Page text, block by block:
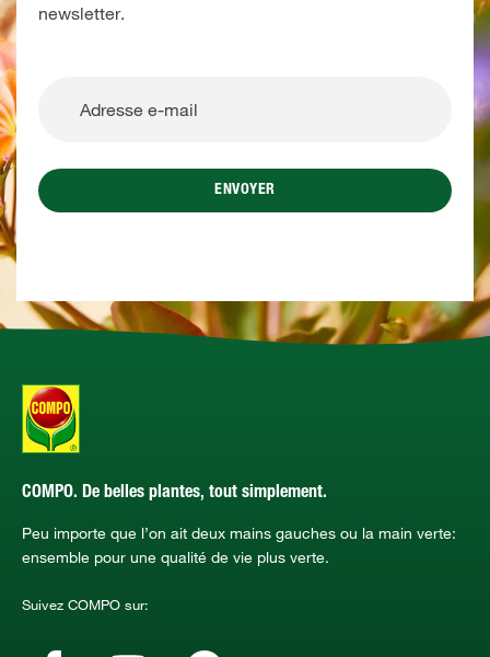
newsletter.
ENVOYER
COMPO. De belles plantes, tout simplement.
Peu importe que l’on ait deux mains gauches ou la main verte:
ensemble pour une qualité de vie plus verte.
Suivez COMPO sur: